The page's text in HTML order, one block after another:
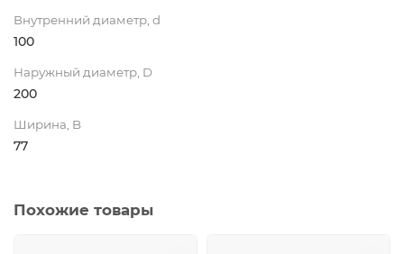
Внутренний диаметр, d
100
Наружный диаметр, D
200
Ширина, B
77
Похожие товары